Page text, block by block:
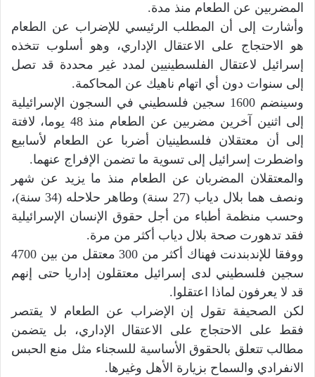
المضربين عن الطعام منذ مدة.
وأشارت إلى أن المطلب الرئيسي للإضراب عن الطعام
هو الاحتجاج على الاعتقال الإداري، وهو أسلوب تتخذه
إسرائيل لاعتقال الفلسطينيين لمدد غير محددة قد تصل
إلى سنوات دون أي اتهام ناهيك عن المحاكمة.
وسينضم 1600 سجين فلسطيني في السجون الإسرائيلية
إلى اثنين آخرين مضربين عن الطعام منذ 48 يوما، لافتة
إلى أن معتقلان فلسطينيان أضربا عن الطعام لأسابيع
واضطرت إسرائيل إلى تسوية ما تضمن الإفراج عنهما.
والمعتقلان المضربان عن الطعام منذ ما يزيد عن شهر
ونصف هما بلال دياب (27 سنة) وطاهر حلاحله (34 سنة)،
وحسب منظمة أطباء من أجل حقوق الإنسان الإسرائيلية
فقد تدهورت صحة بلال دياب أكثر من مرة.
ووفقا للإندبندنت فهناك أكثر من 300 معتقل من بين 4700
سجين فلسطيني لدى إسرائيل معتقلون إداريا حتى إنهم
قد لا يعرفون لماذا اعتقلوا.
لكن الصحيفة تقول إن الإضراب عن الطعام لا يقتصر
فقط على الاحتجاج على الاعتقال الإداري، بل يتضمن
مطالب تتعلق بالحقوق الأساسية للسجناء مثل منع الحبس
الانفرادي والسماح بزيارة الأهل وغيرها.